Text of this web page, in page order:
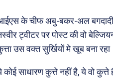
के चीफ अबु-बकर-अल बगदादी
ट्वीटर पर पोस्ट की वो
उस वक्त सुर्खियों मे खूब बना
कोई साधारण कुत्ते नहीं है, ये वो कुत्ते